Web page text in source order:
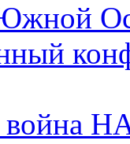
война